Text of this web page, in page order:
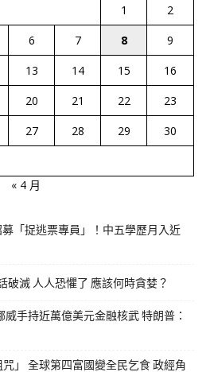
1
2
6 7 8
9
13 14 15
16
20 21 22
23
27 28 29
30
« 4 月
「捉逃票專員」！中五學歷月入近
破滅 人人恐懼了 應該何時貪婪？
手持近萬億美元金融核武 特朗普：
」 全球第四富國變全民乞食 政經角